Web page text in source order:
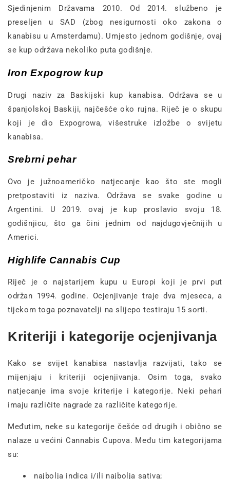
Sjedinjenim Državama 2010. Od 2014. službeno je
preseljen u SAD (zbog nesigurnosti oko zakona o
kanabisu u Amsterdamu). Umjesto jednom godišnje, ovaj
se kup održava nekoliko puta godišnje.
Iron Expogrow kup
Drugi naziv za Baskijski kup kanabisa. Održava se u
španjolskoj Baskiji, najčešće oko rujna. Riječ je o skupu
koji je dio Expogrowa, višestruke izložbe o svijetu
kanabisa.
Srebrni pehar
Ovo je južnoameričko natjecanje kao što ste mogli
pretpostaviti iz naziva. Održava se svake godine u
Argentini. U 2019. ovaj je kup proslavio svoju 18.
godišnjicu, što ga čini jednim od najdugovječnijih u
Americi.
Highlife Cannabis Cup
Riječ je o najstarijem kupu u Europi koji je prvi put
održan 1994. godine. Ocjenjivanje traje dva mjeseca, a
tijekom toga poznavatelji na slijepo testiraju 15 sorti.
Kriteriji i kategorije ocjenjivanja
Kako se svijet kanabisa nastavlja razvijati, tako se
mijenjaju i kriteriji ocjenjivanja. Osim toga, svako
natjecanje ima svoje kriterije i kategorije. Neki pehari
imaju različite nagrade za različite kategorije.
Međutim, neke su kategorije češće od drugih i obično se
nalaze u većini Cannabis Cupova. Među tim kategorijama
su:
najbolja indica i/ili najbolja sativa;